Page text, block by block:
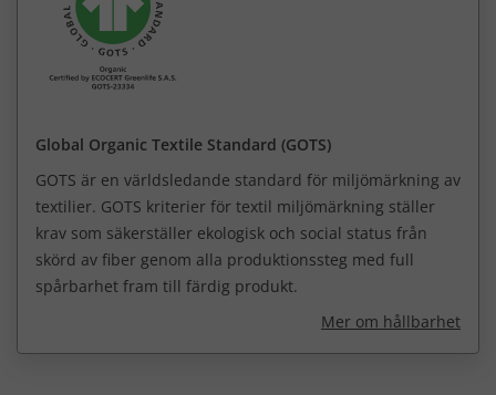
Global Organic Textile Standard (GOTS)
GOTS är en världsledande standard för miljömärkning av
textilier. GOTS kriterier för textil miljömärkning ställer
krav som säkerställer ekologisk och social status från
skörd av fiber genom alla produktionssteg med full
spårbarhet fram till färdig produkt.
Mer om hållbarhet